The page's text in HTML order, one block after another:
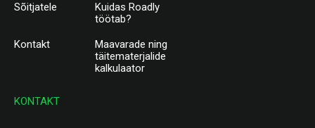
Sõitjatele
Kuidas Roadly
töötab?
Kontakt
Maavarade ning
täitematerjalide
kalkulaator
KONTAKT